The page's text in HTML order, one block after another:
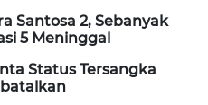
Santosa 2, Sebanyak
5 Meninggal
Status Tersangka